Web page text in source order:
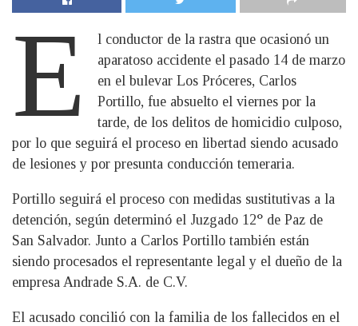
E
l conductor de la rastra que ocasionó un
aparatoso accidente el pasado 14 de marzo
en el bulevar Los Próceres, Carlos
Portillo, fue absuelto el viernes por la
tarde, de los delitos de homicidio culposo,
por lo que seguirá el proceso en libertad siendo acusado
de lesiones y por presunta conducción temeraria.
Portillo seguirá el proceso con medidas sustitutivas a la
detención, según determinó el Juzgado 12° de Paz de
San Salvador. Junto a Carlos Portillo también están
siendo procesados el representante legal y el dueño de la
empresa Andrade S.A. de C.V.
El acusado concilió con la familia de los fallecidos en el